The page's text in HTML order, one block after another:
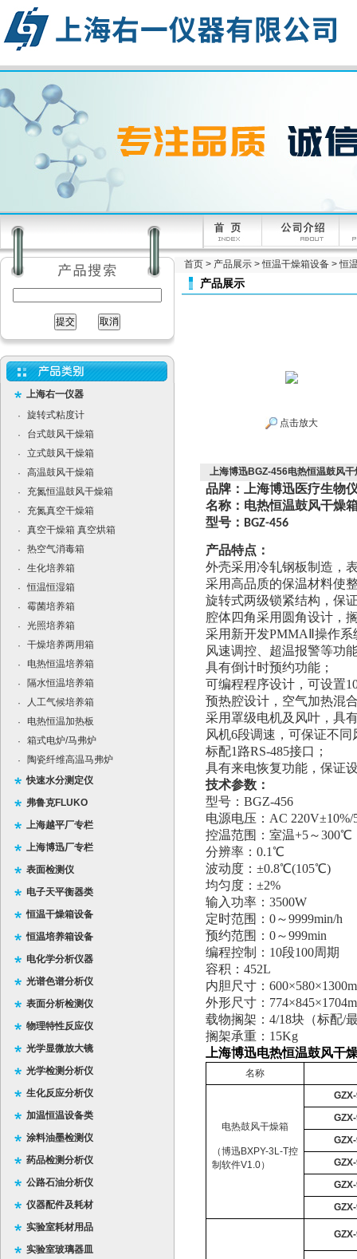
上海右一仪器
·
旋转式粘度计
·
台式鼓风干燥箱
·
立式鼓风干燥箱
·
高温鼓风干燥箱
·
充氮恒温鼓风干燥箱
·
充氮真空干燥箱
·
真空干燥箱 真空烘箱
·
热空气消毒箱
·
生化培养箱
·
恒温恒湿箱
·
霉菌培养箱
·
光照培养箱
·
干燥培养两用箱
·
电热恒温培养箱
·
隔水恒温培养箱
·
人工气候培养箱
·
电热恒温加热板
·
箱式电炉/马弗炉
·
陶瓷纤维高温马弗炉
快速水分测定仪
弗鲁克FLUKO
上海越平厂专栏
上海博迅厂专栏
表面检测仪
电子天平衡器类
恒温干燥箱设备
恒温培养箱设备
电化学分析仪器
光谱色谱分析仪
表面分析检测仪
物理特性反应仪
光学显微放大镜
光学检测分析仪
生化反应分析仪
加温恒温设备类
涂料油墨检测仪
药品检测分析仪
公路石油分析仪
仪器配件及耗材
实验室耗材用品
实验室玻璃器皿
首页 > 产品展示 >恒温干燥箱设备 >恒
产品展示
点击放大
上海博迅BGZ-456电热恒温鼓风干
品牌：上海博迅医疗生物
名称：电热恒温鼓风干燥
型号： BGZ-456
产品特点：
外壳采用冷轧钢板制造，
采用高品质的保温材料使
旋转式两级锁紧结构，保
腔体四角采用圆角设计，
采用新开发PMMA 操作系
风速调控、超温报警等功
具有倒计时预约功能；
可编程程序设计，可设置
预热腔设计，空气加热混
采用罩级电机及风叶，具
风机6段调速，可保证不同
标配1 路RS-485接口；
具有来电恢复功能，保证
技术参数：
型号： BGZ-456
电源电压： AC 220V±10%/
控温范围：室温+5～300℃
分辨率： 0.1℃
波动度： ±0.8℃(105℃)
均匀度： ±2%
输入功率： 3500W
定时范围： 0～9999min/h
预约范围： 0～999min
编程控制： 10段100周期
容积： 452L
内胆尺寸：
外形尺寸：
载物搁架： 4/18块（标配/
搁架承重： 15Kg
上海博迅电热恒温鼓风干
名称
电热鼓风干燥箱
（博迅 BXPY-3L-T控
制软件V1.0）